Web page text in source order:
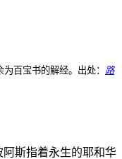
百宝书的解经。出处： 路
斯指着永生的耶和华